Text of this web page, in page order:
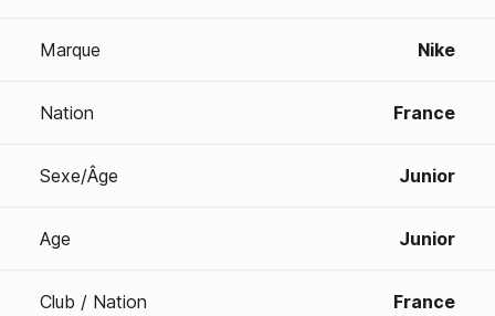
Marque Nike
Nation France
Sexe/Âge Junior
Age Junior
Club / Nation France